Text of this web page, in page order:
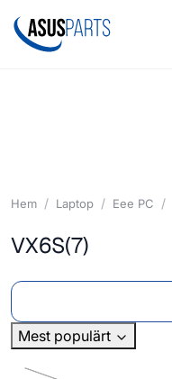
Hem Laptop Eee PC
VX6S(7)
Mest populärt